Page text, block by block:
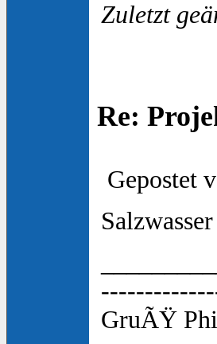
Zuletzt
Re:
Gepostet
GruÃŸ